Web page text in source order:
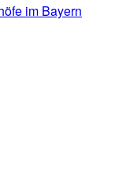
im Bayern